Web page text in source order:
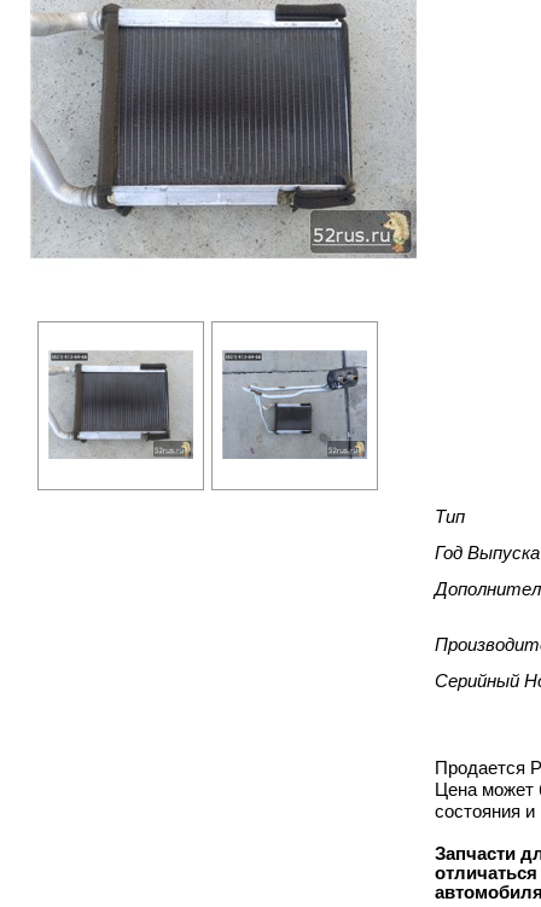
Тип
Год Выпуска
Серийный
Продается
Цена может
состояния
Запчасти